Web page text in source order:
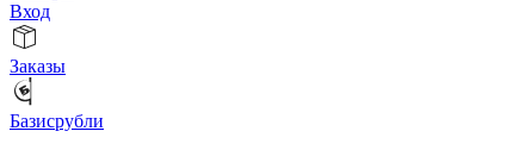
Вход
Заказы
Базисрубли